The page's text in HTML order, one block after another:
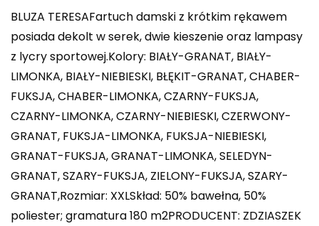
BLUZA TERESAFartuch damski z krótkim rękawem
posiada dekolt w serek, dwie kieszenie oraz lampasy
z lycry sportowej.Kolory: BIAŁY-GRANAT, BIAŁY-
LIMONKA, BIAŁY-NIEBIESKI, BŁĘKIT-GRANAT, CHABER-
FUKSJA, CHABER-LIMONKA, CZARNY-FUKSJA,
CZARNY-LIMONKA, CZARNY-NIEBIESKI, CZERWONY-
GRANAT, FUKSJA-LIMONKA, FUKSJA-NIEBIESKI,
GRANAT-FUKSJA, GRANAT-LIMONKA, SELEDYN-
GRANAT, SZARY-FUKSJA, ZIELONY-FUKSJA, SZARY-
GRANAT,Rozmiar: XXLSkład: 50% bawełna, 50%
poliester; gramatura 180 m2PRODUCENT: ZDZIASZEK